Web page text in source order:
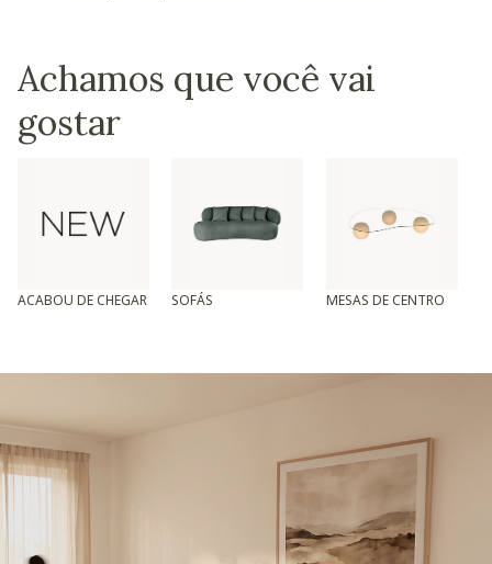
Achamos que você vai
gostar
ACABOU DE CHEGAR SOFÁS MESAS DE CENTRO